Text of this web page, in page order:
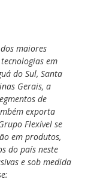
maiores
em
do Sul, Santa
Gerais, a
de
exporta
Flexível se
em produtos,
do país neste
e sob medida